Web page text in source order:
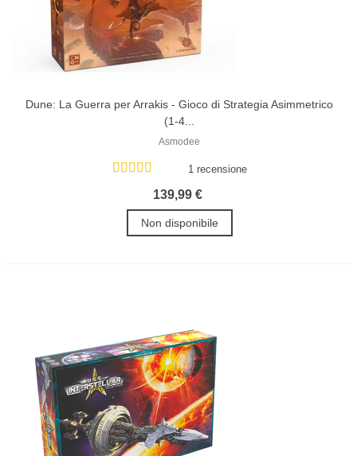
Dune: La Guerra per Arrakis - Gioco di Strategia Asimmetrico
(1-4...
Asmodee
1 recensione
139,99 €
Non disponibile